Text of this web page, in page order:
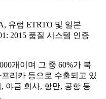
유럽 ETRTO 및 일본
2015 품질 시스템 인증
개이며 그 중 60%가 북
리카 등으로 수출되고 있
야금 회사, 항만, 공항 등